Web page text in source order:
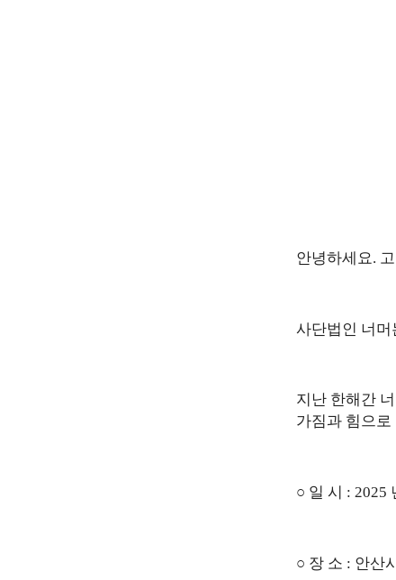
안녕하세요.
사단법인 너머
지난 한해간
가짐과 힘으
○ 일 시 : 2025
○ 장 소 : 안산